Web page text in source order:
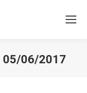
05/06/2017